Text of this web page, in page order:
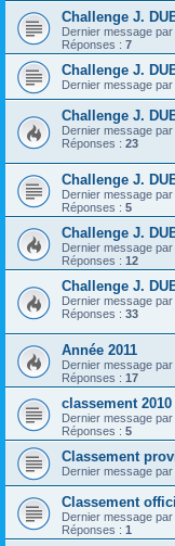
Challenge J.
Dernier message par
Réponses : 7
Challenge J.
Dernier message par
Challenge J.
Dernier message par
Réponses : 23
Challenge J.
Dernier message par
Réponses : 5
Challenge J.
Dernier message par
Réponses : 12
Challenge J.
Dernier message par
Réponses : 33
Année 2011
Dernier message par
Réponses : 17
classement 2010
Dernier message par
Réponses : 5
Classement
Dernier message par
Classement
Dernier message par
Réponses : 1